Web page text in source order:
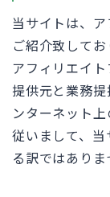
当サイトは、
ご紹介致してお
アフィリエイ
提供元と業務
ンターネット上
従いまして、
る訳ではありま